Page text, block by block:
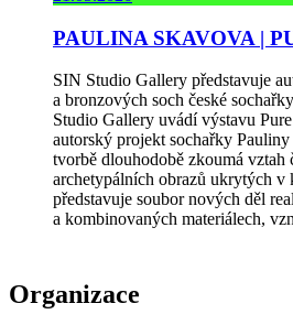
PAULINA SKAVOVA |
SIN Studio Gallery představuje
a bronzových soch české
Studio Gallery uvádí výstavu
autorský projekt sochařky
tvorbě dlouhodobě zkoumá vztah
archetypálních obrazů ukrytých
představuje soubor nových děl
a kombinovaných materiálech,
Organizace